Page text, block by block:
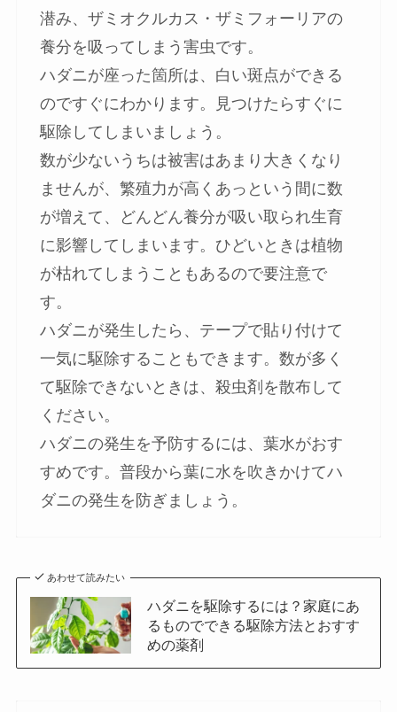
潜み、ザミオクルカス・ザミフォーリアの
養分を吸ってしまう害虫です。
ハダニが座った箇所は、白い斑点ができる
のですぐにわかります。見つけたらすぐに
駆除してしまいましょう。
数が少ないうちは被害はあまり大きくなり
ませんが、 繁殖力が高くあっという間に数
が増えて、どんどん養分が吸い取られ生育
に影響してしまいます。ひどいときは植物
が枯れてしまうこともあるので要注意で
す。
ハダニが発生したら、テープで貼り付けて
一気に駆除することもできます。数が多く
て駆除できないときは、殺虫剤を散布して
ください。
ハダニの発生を予防するには、葉水がおす
すめです。 普段から葉に水を吹きかけてハ
ダニの発生を防ぎましょう 。
あわせて読みたい
ハダニを駆除するには？家庭にあ
るものでできる駆除方法とおすす
めの薬剤